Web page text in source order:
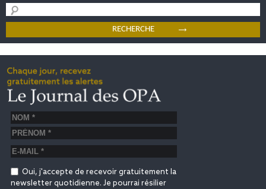
Oui, j'accepte de recevoir gratuitement la
newsletter quotidienne. Je pourrai résilier